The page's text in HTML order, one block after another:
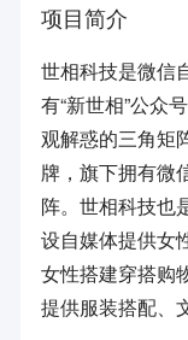
项目简介
世相科技是微信
有“新世相”公众
观解惑的三角矩
牌，旗下拥有微
阵。世相科技也
设自媒体提供女
女性搭建穿搭购
提供服装搭配、